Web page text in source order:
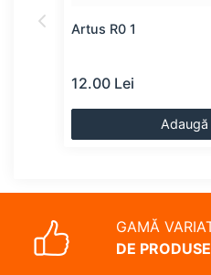
Artus R0 1
12.00 Lei
GAMĂ
DE PRODUSE